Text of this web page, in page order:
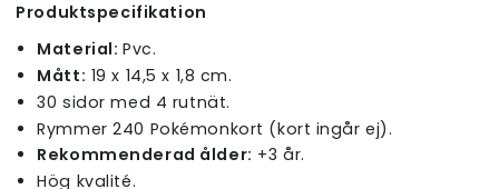
Produktspecifikation
Material: Pvc.
Mått: 19 x 14,5 x 1,8 cm.
30 sidor med 4 rutnät.
Rymmer 240 Pokémonkort (kort ingår ej).
Rekommenderad ålder: +3 år.
Hög kvalité.